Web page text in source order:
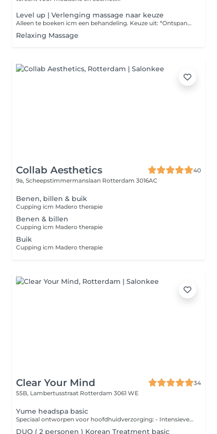
Level up | Verlenging massage naar keuze
Alleen te boeken icm een behandeling. Keuze uit: *Ontspanningsmassage gezicht, decollete en hoofdhuid *Bindweefselmassage *Buccalmassage
Relaxing Massage
Collab Aesthetics
40
9a, Scheepstimmermanslaan Rotterdam 3016AC
Benen, billen & buik
Cupping icm Madero therapie
Benen & billen
Cupping icm Madero therapie
Buik
Cupping icm Madero therapie
Clear Your Mind
34
55B, Lambertusstraat Rotterdam 3061 WE
Yume headspa basic
Speciaal ontworpen voor hoofdhuidverzorging: - Intensieve hydratatie en voeding voor het haar. - Hoofdhuidmassage, grondige reiniging en exfoliatie. - Haarherstellend masker met stoombehandeling. - Massage voor hoofd, nek en schouders. - Droogföhnen.
DUO ( 2 personen ) Korean Treatment basic